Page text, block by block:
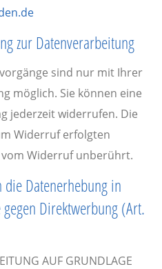
zur Datenverarbeitung
sind nur mit Ihrer
möglich. Sie können eine
jederzeit widerrufen. Die
Widerruf erfolgten
Widerruf unberührt.
Datenerhebung in
Direktwerbung (Art.
AUF GRUNDLAGE